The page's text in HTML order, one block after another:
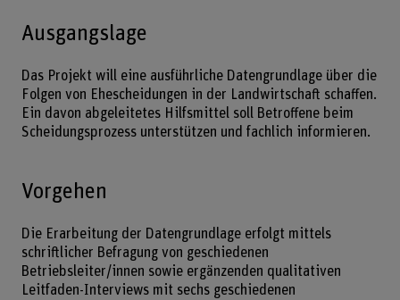
Ausgangslage
Das Projekt will eine ausführliche Datengrundlage über die
Folgen von Ehescheidungen in der Landwirtschaft schaffen.
Ein davon abgeleitetes Hilfsmittel soll Betroffene beim
Scheidungsprozess unterstützen und fachlich informieren.
Vorgehen
Die Erarbeitung der Datengrundlage erfolgt mittels
schriftlicher Befragung von geschiedenen
Betriebsleiter/innen sowie ergänzenden qualitativen
Leitfaden-Interviews mit sechs geschiedenen